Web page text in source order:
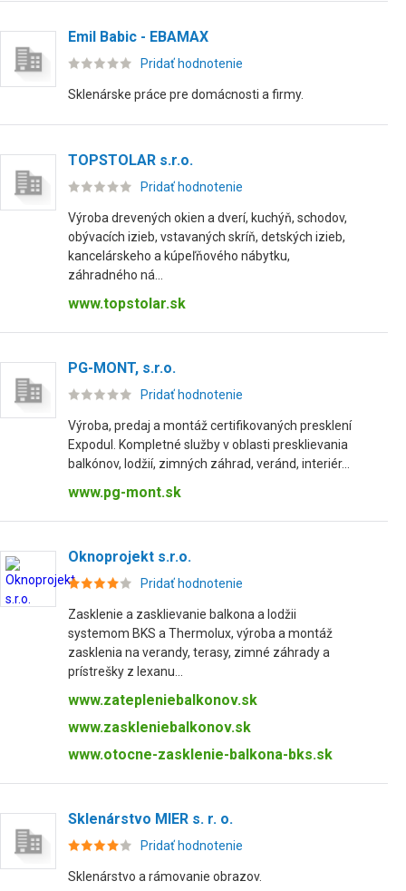
Emil Babic - EBAMAX
Pridať hodnotenie
Sklenárske práce pre domácnosti a firmy.
TOPSTOLAR s.r.o.
Pridať hodnotenie
Výroba drevených okien a dverí, kuchýň, schodov,
obývacích izieb, vstavaných skríň, detských izieb,
kancelárskeho a kúpeľňového nábytku,
záhradného ná...
www.topstolar.sk
PG-MONT, s.r.o.
Pridať hodnotenie
Výroba, predaj a montáž certifikovaných presklení
Expodul. Kompletné služby v oblasti presklievania
balkónov, lodžií, zimných záhrad, veránd, interiér...
www.pg-mont.sk
Oknoprojekt s.r.o.
Pridať hodnotenie
Zasklenie a zasklievanie balkona a lodžii
systemom BKS a Thermolux, výroba a montáž
zasklenia na verandy, terasy, zimné záhrady a
prístrešky z lexanu...
www.zatepleniebalkonov.sk
www.zaskleniebalkonov.sk
www.otocne-zasklenie-balkona-bks.sk
Sklenárstvo MIER s. r. o.
Pridať hodnotenie
Sklenárstvo a rámovanie obrazov.